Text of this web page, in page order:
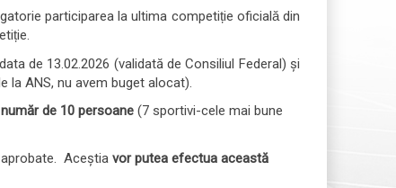
participarea la ultima competiție oficială din
de 13.02.2026 (validată de Consiliul Federal) și
la ANS, nu avem buget alocat).
de 10 persoane (7 sportivi-cele mai bune
Aceștia vor putea efectua această